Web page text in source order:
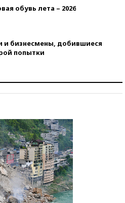
обувь лета – 2026
и бизнесмены, добившиеся
попытки